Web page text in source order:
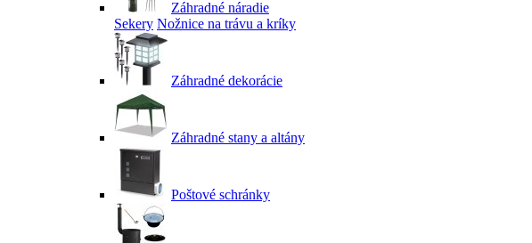
Záhradné náradie
Sekery Nožnice na trávu a kríky
Záhradné dekorácie
Záhradné stany a altány
Poštové schránky